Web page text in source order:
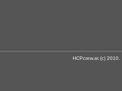
HCPcrew.at (c) 2010.